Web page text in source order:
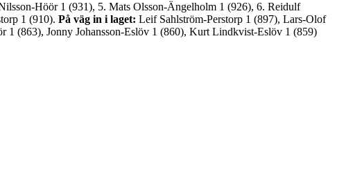
Höör 1 (931), 5. Mats Olsson-Ängelholm 1 (926), 6. Reidulf
1 (910). På väg in i laget: Leif Sahlström-Perstorp 1 (897), Lars-Olof
1 (863), Jonny Johansson-Eslöv 1 (860), Kurt Lindkvist-Eslöv 1 (859)